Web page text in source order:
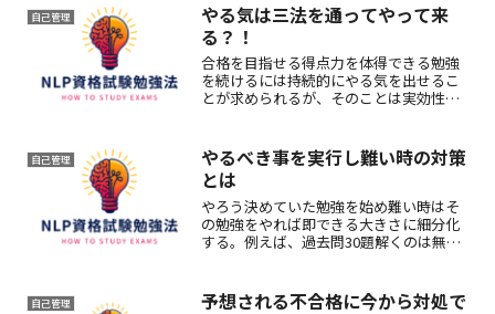
自己管理
やる気は三法を通ってやって来
る？！
合格を目指せる得点力を体得できる勉強
を続けるには持続的にやる気を出せるこ
とが求められるが、そのことは実効性の
空や対象を限定した上で身体的な勉強を
する方法で貴方もできる。
自己管理
やるべき事を実行し難い時の対策
とは
やろう決めていた勉強を始め難い時はそ
の勉強をやれば即できる大きさに細分化
する。例えば、過去問30題解くのは無理
う」と思える。これをやると後追いでや
自己管理
予想される不合格に今から対処で